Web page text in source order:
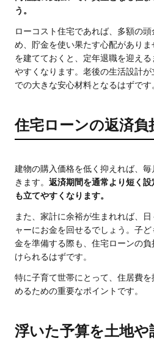
う。
ローコスト住宅であれば、多額の
め、貯金を使い果たす心配があり
を建てておくと、定年退職を迎え
やすくなります。老後の生活設計
での大きな安心材料となるはずです。
住宅ローンの返済
建物の購入価格を低く抑えれば、
きます。 返済期間を通常より短く
も立てやすくなります。
また、家計に余裕が生まれれば、
ャーにお金を回せるでしょう。子
金を準備する際も、住宅ローンの
けられるはずです。
特に子育て世帯にとって、住居費
めるための重要なポイントです。
浮いた予算を土地や